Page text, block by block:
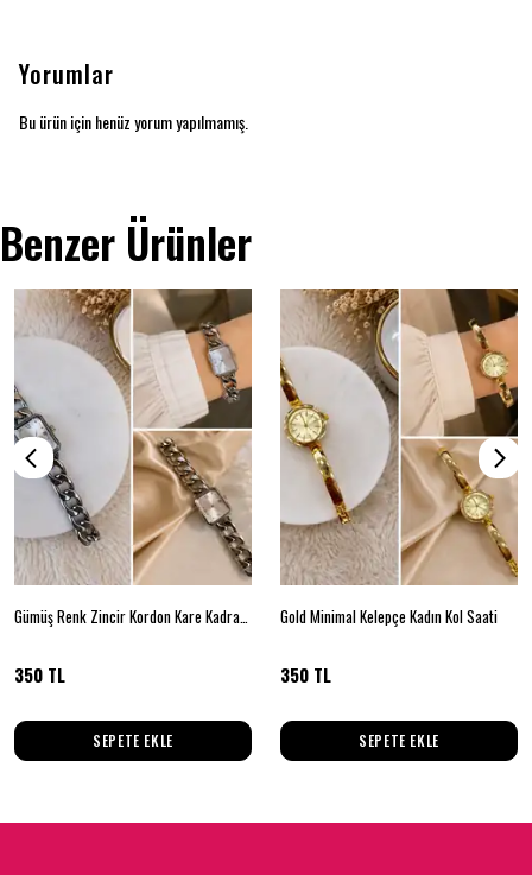
Yorumlar
Bu ürün için henüz yorum yapılmamış.
Benzer Ürünler
Gümüş Renk Zincir Kordon Kare Kadran Kadın Kol Saati
350 TL
SEPETE EKLE
Gold Minimal Kelepçe Kadın Kol Saati
350 TL
SEPETE EKLE